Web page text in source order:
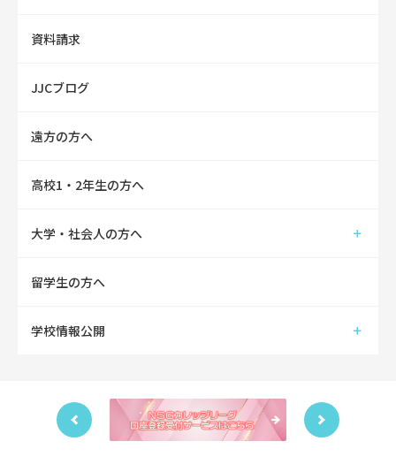
資料請求
JJCブログ
遠方の方へ
高校1・2年生の方へ
大学・社会人の方へ
留学生の方へ
学校情報公開